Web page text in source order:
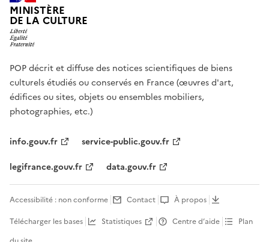
MINISTÈRE
DE LA CULTURE
POP décrit et diffuse des notices scientifiques de biens
culturels étudiés ou conservés en France (œuvres d'art,
édifices ou sites, objets ou ensembles mobiliers,
photographies, etc.)
info.gouv.fr
service-public.gouv.fr
legifrance.gouv.fr
data.gouv.fr
Accessibilité : non conforme Contact
À propos
Télécharger les bases
Statistiques Centre d’aide
Plan